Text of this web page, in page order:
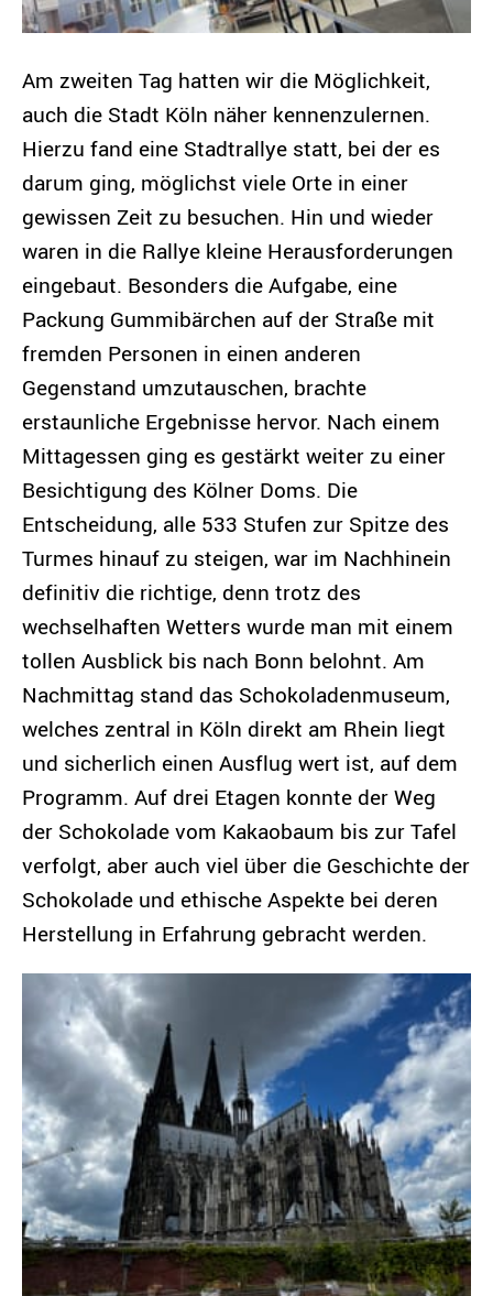
Am zweiten Tag hatten wir die Möglichkeit,
auch die Stadt Köln näher kennenzulernen.
Hierzu fand eine Stadtrallye statt, bei der es
darum ging, möglichst viele Orte in einer
gewissen Zeit zu besuchen. Hin und wieder
waren in die Rallye kleine Herausforderungen
eingebaut. Besonders die Aufgabe, eine
Packung Gummibärchen auf der Straße mit
fremden Personen in einen anderen
Gegenstand umzutauschen, brachte
erstaunliche Ergebnisse hervor. Nach einem
Mittagessen ging es gestärkt weiter zu einer
Besichtigung des Kölner Doms. Die
Entscheidung, alle 533 Stufen zur Spitze des
Turmes hinauf zu steigen, war im Nachhinein
definitiv die richtige, denn trotz des
wechselhaften Wetters wurde man mit einem
tollen Ausblick bis nach Bonn belohnt. Am
Nachmittag stand das Schokoladenmuseum,
welches zentral in Köln direkt am Rhein liegt
und sicherlich einen Ausflug wert ist, auf dem
Programm. Auf drei Etagen konnte der Weg
der Schokolade vom Kakaobaum bis zur Tafel
verfolgt, aber auch viel über die Geschichte der
Schokolade und ethische Aspekte bei deren
Herstellung in Erfahrung gebracht werden.